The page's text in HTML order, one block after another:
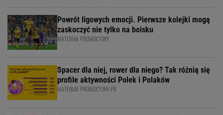
Powrót ligowych emocji. Pierwsze kolejki mogą
zaskoczyć nie tylko na boisku
MATERIAŁ PROMOCYJNY
Spacer dla niej, rower dla niego? Tak różnią się
profile aktywności Polek i Polaków
MATERIAŁ PROMOCYJNY PR